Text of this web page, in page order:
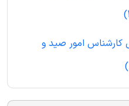
کارشناس امور صید و